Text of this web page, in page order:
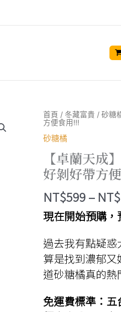
首頁 / 冬藏富貴 / 砂糖
方便食用!!!
砂糖橘
【卓蘭天成
好剝好帶方
NT$599 – NT$
現在開始預購，
過去我有點疑
算是找到濃郁
道砂糖橘真的熱
免運費標準：五